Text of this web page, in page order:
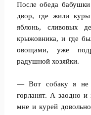
После обеда
двор, где жили
яблонь, сливовых
крыжовника, и где
овощами, уже
радушной хозяйки.
— Вот собаку я не
горланят. А заодно
мне и курей